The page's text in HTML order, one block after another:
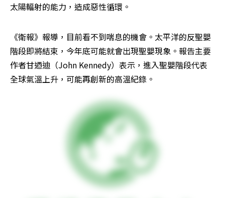
太陽輻射的能力，造成惡性循環。
《衛報》報導，目前看不到喘息的機會。太平洋的反聖嬰
階段即將結束，今年底可能就會出現聖嬰現象。報告主要
作者甘迺迪（John Kennedy）表示，進入聖嬰階段代表
全球氣溫上升，可能再創新的高溫紀錄。